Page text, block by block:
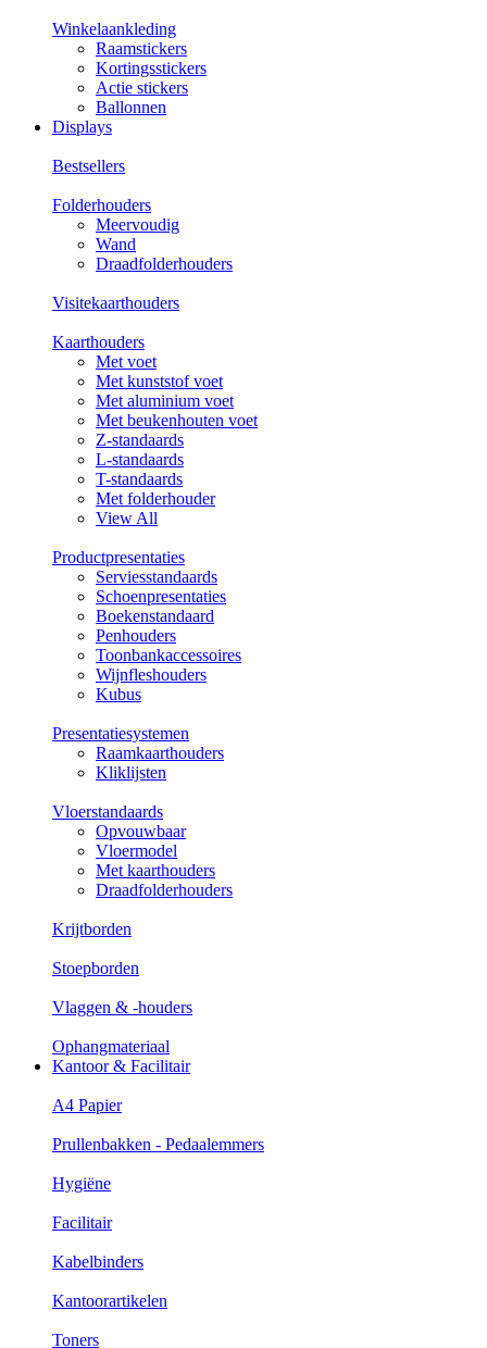
Winkelaankleding
Raamstickers
Kortingsstickers
Actie stickers
Ballonnen
Displays
Bestsellers
Folderhouders
Meervoudig
Wand
Draadfolderhouders
Visitekaarthouders
Kaarthouders
Met voet
Met kunststof voet
Met aluminium voet
Met beukenhouten voet
Z-standaards
L-standaards
T-standaards
Met folderhouder
View All
Productpresentaties
Serviesstandaards
Schoenpresentaties
Boekenstandaard
Penhouders
Toonbankaccessoires
Wijnfleshouders
Kubus
Presentatiesystemen
Raamkaarthouders
Kliklijsten
Vloerstandaards
Opvouwbaar
Vloermodel
Met kaarthouders
Draadfolderhouders
Krijtborden
Stoepborden
Vlaggen & -houders
Ophangmateriaal
Kantoor & Facilitair
A4 Papier
Prullenbakken - Pedaalemmers
Hygiëne
Facilitair
Kabelbinders
Kantoorartikelen
Toners